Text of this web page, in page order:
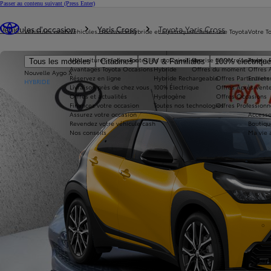
Passer au contenu suivant (Press Enter)
Véhicules neufs
Tous les modèles Citadines SUV & Familiales 100%
Nouvelle Aygo X
HYBRIDE
Véhicules d'occasion
Nos voitures d'occasion
Avantages Toyota Occasions
Réservez en ligne
Livraison près de chez vous
Offres et actualités
Financez votre occasion
Assurez votre occasion
Revendez votre véhicule cash
Nos conseils
Hybride et électrique
Toutes les motorisations
Hybride
Hybride Rechargeable
100% Électrique
Hydrogène
Toutes nos technologies
Acheter une Toyota
Reprise de votre voiture
Offres du moment
Offres Particuliers
Offres Après-
Offres Occasions
Offres
Votre
Toyota
Offres
Ma vie
Véhicules d'occasion Yaris Cross Toyota Yaris Cross